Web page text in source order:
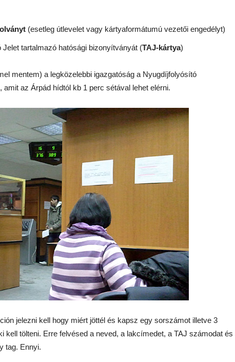
(esetleg útlevelet vagy kártyaformátumú vezetői engedélyt)
tartalmazó hatósági bizonyítványát (TAJ-kártya)
mentem) a legközelebbi igazgatóság a Nyugdíjfolyósító
az Árpád hídtól kb 1 perc sétával lehet elérni.
jelezni kell hogy miért jöttél és kapsz egy sorszámot illetve 3
kell tölteni. Erre felvésed a neved, a lakcímedet, a TAJ számodat és
tag. Ennyi.